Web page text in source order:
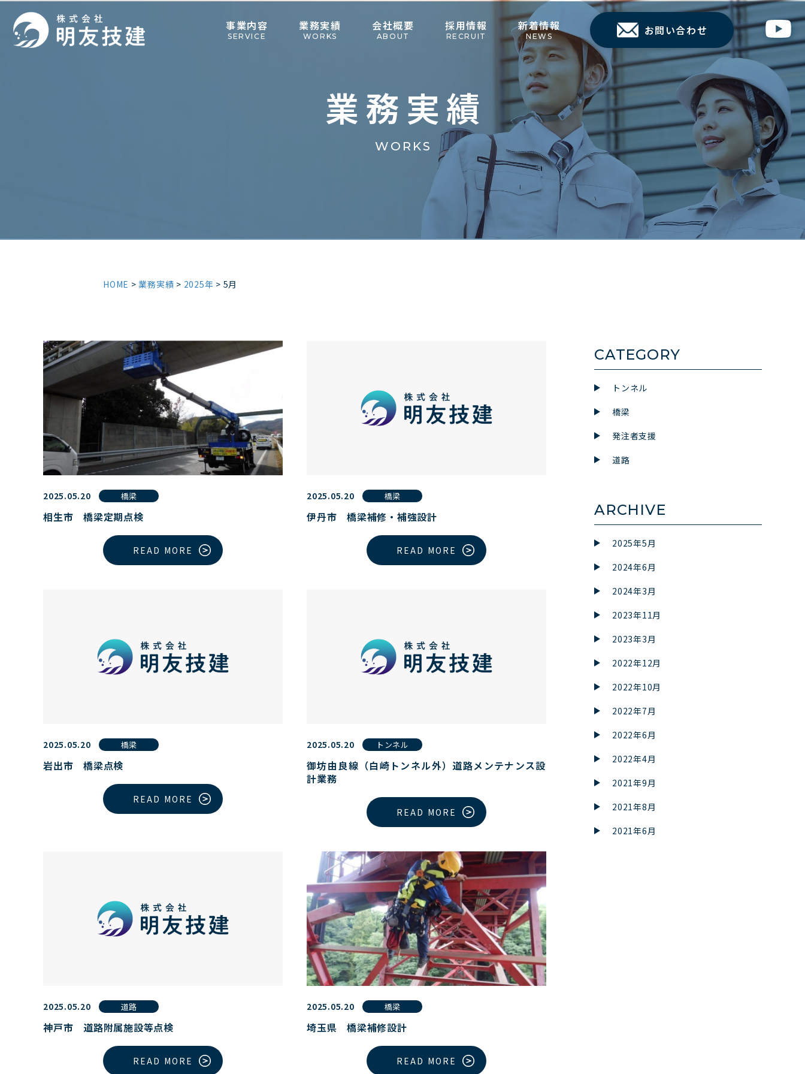
事業内容
SERVICE
業務実績
WORKS
会社概要
ABOUT
採用情報
RECRUIT
新着情報
NEWS お問い合わせ
業務実績
WORKS
HOME >業務実績 > 2025年 > 5月
2025.05.20 橋梁
相生市 橋梁定期点検
READ MORE
2025.05.20 橋梁
伊丹市 橋梁補修・補強設計
READ MORE
2025.05.20 橋梁
岩出市 橋梁点検
READ MORE
2025.05.20 トンネル
御坊由良線（白崎トンネル外）道路メンテナンス設
計業務
READ MORE
2025.05.20 道路
神戸市 道路附属施設等点検
READ MORE
2025.05.20 橋梁
埼玉県 橋梁補修設計
READ MORE
CATEGORY
トンネル
橋梁
発注者支援
道路
ARCHIVE
2025年5月
2024年6月
2024年3月
2023年11月
2023年3月
2022年12月
2022年10月
2022年7月
2022年6月
2022年4月
2021年9月
2021年8月
2021年6月